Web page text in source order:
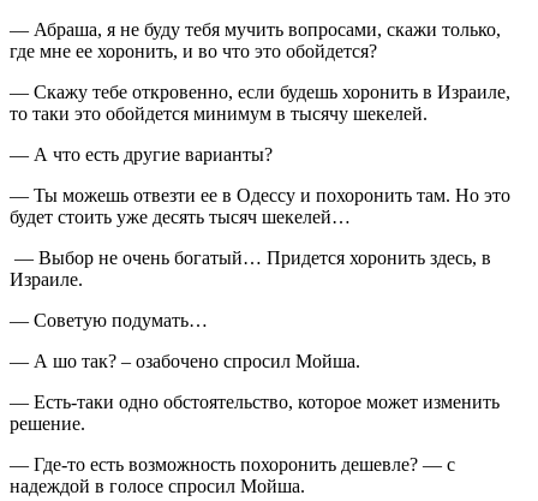
— Абраша, я не буду тебя мучить вопросами, скажи только,
где мне ее хоронить, и во что это обойдется?
— Скажу тебе откровенно, если будешь хоронить в Израиле,
то таки это обойдется минимум в тысячу шекелей.
— А что есть другие варианты?
— Ты можешь отвезти ее в Одессу и похоронить там. Но это
будет стоить уже десять тысяч шекелей…
— Выбор не очень богатый… Придется хоронить здесь, в
Израиле.
— Советую подумать…
— А шо так? – озабочено спросил Мойша.
— Есть-таки одно обстоятельство, которое может изменить
решение.
— Где-то есть возможность похоронить дешевле? — с
надеждой в голосе спросил Мойша.